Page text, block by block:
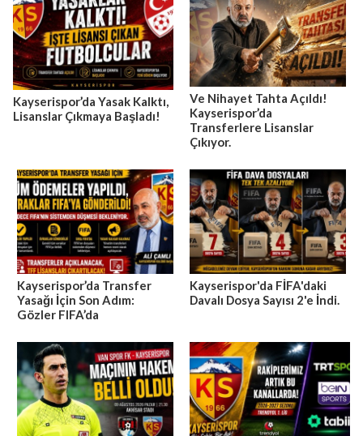
Kayserispor’da Yasak Kalktı,
Lisanslar Çıkmaya Başladı!
Ve Nihayet Tahta Açıldı!
Kayserispor’da
Transferlere Lisanslar
Çıkıyor.
Kayserispor’da Transfer
Yasağı İçin Son Adım:
Gözler FIFA’da
Kayserispor'da FİFA'daki
Davalı Dosya Sayısı 2'e İndi.